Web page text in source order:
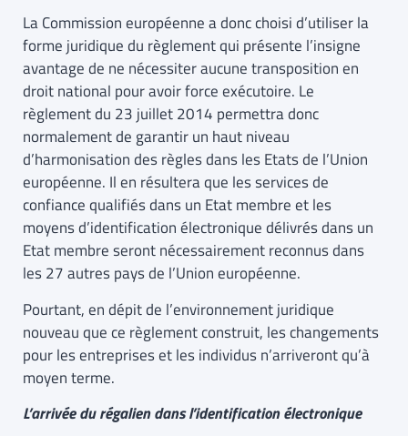
La Commission européenne a donc choisi d’utiliser la
forme juridique du règlement qui présente l’insigne
avantage de ne nécessiter aucune transposition en
droit national pour avoir force exécutoire. Le
règlement du 23 juillet 2014 permettra donc
normalement de garantir un haut niveau
d’harmonisation des règles dans les Etats de l’Union
européenne. Il en résultera que les services de
confiance qualifiés dans un Etat membre et les
moyens d’identification électronique délivrés dans un
Etat membre seront nécessairement reconnus dans
les 27 autres pays de l’Union européenne.
Pourtant, en dépit de l’environnement juridique
nouveau que ce règlement construit, les changements
pour les entreprises et les individus n’arriveront qu’à
moyen terme.
L’arrivée du régalien dans l’identification électronique